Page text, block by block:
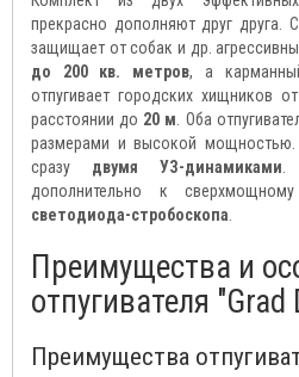
прекрасно дополняют друг друга.
защищает от собак и др.
до 200 кв. метров, а
отпугивает городских хищников
расстоянии до 20 м. Оба
размерами и высокой мощностью.
сразу двумя УЗ-динамиками.
дополнительно к
светодиода-стробоскопа.
Преимущества и
отпугивателя "Grad
Преимущества